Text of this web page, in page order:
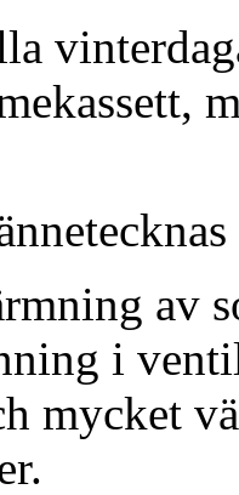
av
i
mycket